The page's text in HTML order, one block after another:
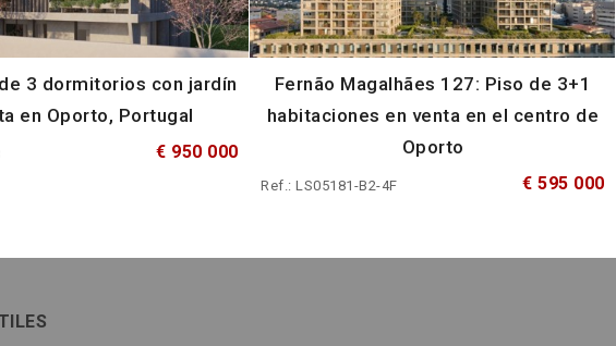
3 dormitorios con jardín
en Oporto, Portugal
€ 950 000
Fernão Magalhães 127: Piso de 3+1
habitaciones en venta en el centro de
Oporto
Ref.: LS05181-B2-4F € 595 000